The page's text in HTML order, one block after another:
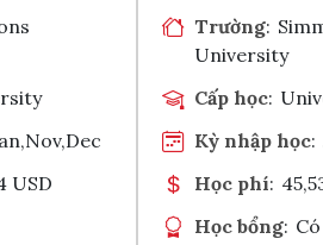
USD
Trường:
University
Cấp học:
Kỳ nhập học:
Học phí:
Học bổng: Có